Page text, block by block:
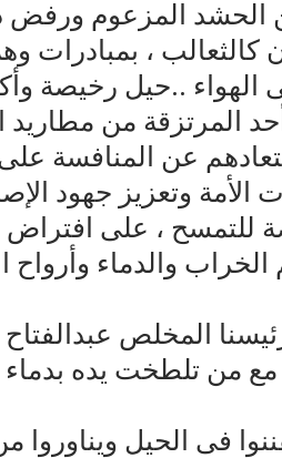
الحشد المزعوم ورفض
، بمبادرات
الهواء ..حيل رخيصة
المرتزقة من مطاريد
عن المنافسة
وتعزيز جهود
للتمسح ، على افتراض
والدماء وأرواح
المخلص
مع من تلطخت يده بدماء
فى الحيل ويناوروا